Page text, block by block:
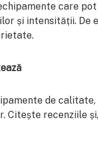
care
și intensității. De
de
Citește recenziile